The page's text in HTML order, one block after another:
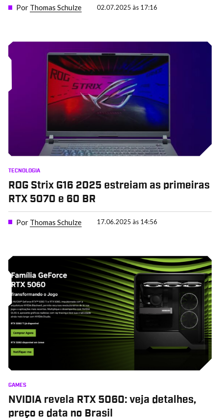
Por Thomas Schulze 02.07.2025 às 17:16
TECNOLOGIA
ROG Strix G16 2025 estreiam as primeiras
RTX 5070 e 60 BR
Por Thomas Schulze 17.06.2025 às 14:56
GAMES
NVIDIA revela RTX 5060: veja detalhes,
preço e data no Brasil